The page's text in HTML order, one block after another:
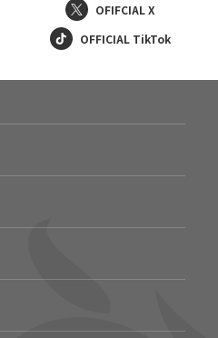
OFIFCIAL X
OFFICIAL TikTok